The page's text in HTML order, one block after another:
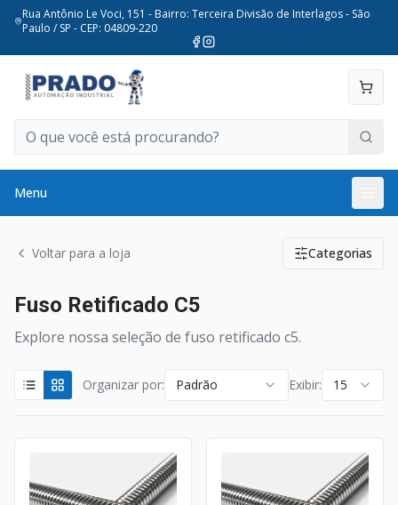
Rua Antônio Le Voci, 151 - Bairro: Terceira Divisão de Interlagos - São
Paulo / SP - CEP: 04809-220
Menu
Voltar para a loja Categorias
Fuso Retificado C5
Explore nossa seleção de fuso retificado c5.
Organizar por: Padrão Exibir: 15